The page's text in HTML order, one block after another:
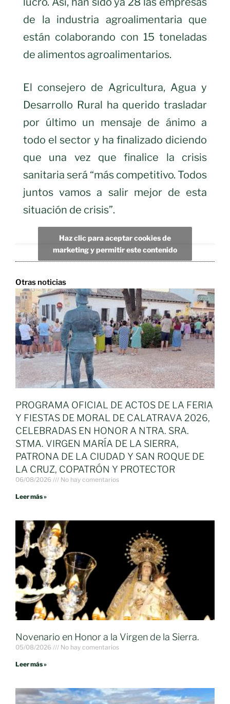
de la industria agroalimentaria que
están colaborando con 15 toneladas
de alimentos agroalimentarios.
El consejero de Agricultura, Agua y
Desarrollo Rural ha querido trasladar
por último un mensaje de ánimo a
todo el sector y ha finalizado diciendo
que una vez que finalice la crisis
sanitaria será “más competitivo. Todos
juntos vamos a salir mejor de esta
situación de crisis”.
Haz clic para aceptar cookies de
marketing y permitir este contenido
Otras noticias
PROGRAMA OFICIAL DE ACTOS DE LA FERIA
Y FIESTAS DE MORAL DE CALATRAVA 2026,
CELEBRADAS EN HONOR A NTRA. SRA.
STMA. VIRGEN MARÍA DE LA SIERRA,
PATRONA DE LA CIUDAD Y SAN ROQUE DE
LA CRUZ, COPATRÓN Y PROTECTOR
06/08/2026 No hay comentarios
Leer más »
Novenario en Honor a la Virgen de la Sierra.
05/08/2026 No hay comentarios
Leer más »